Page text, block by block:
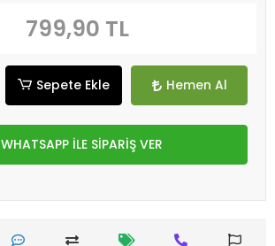
799,90 TL
Sepete Ekle Hemen Al
WHATSAPP İLE SİPARİŞ VER